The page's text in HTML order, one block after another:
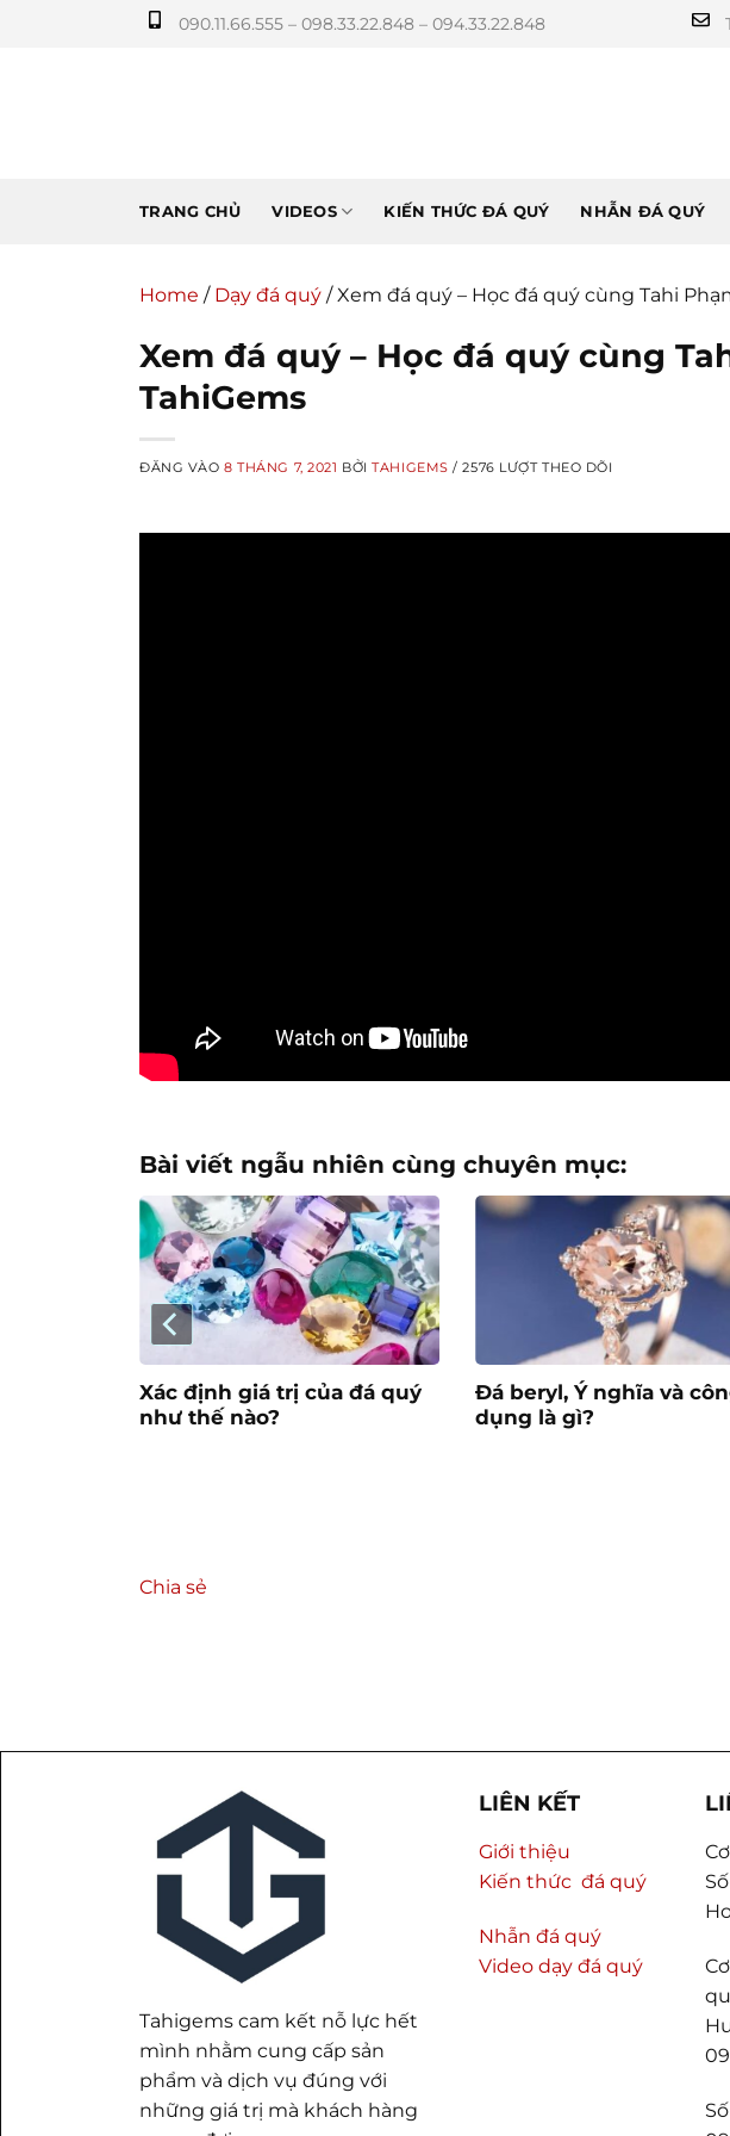
090.11.66.555 – 098.33.22.848 – 094.33.22.848
TRANG CHỦ VIDEOS KIẾN THỨC ĐÁ QUÝ NHẪN ĐÁ QUÝ
Home / Dạy đá quý /Xem đá quý – Học đá quý cùng Tahi
Xem đá quý – Học đá quý cùng
TahiGems
ĐĂNG VÀO8 THÁNG 7, 2021 BỞITAHIGEMS / 2576 LƯỢT THEO DÕI
Bài viết ngẫu nhiên cùng chuyên mục:
Xác định giá trị của đá quý
như thế nào?
Đá beryl, Ý nghĩa và
dụng là gì?
Chia sẻ
Tahigems cam kết nỗ lực hết
mình nhằm cung cấp sản
phẩm và dịch vụ đúng với
những giá trị mà khách hàng
LIÊN KẾT
Giới thiệu
Kiến thức đá quý
Nhẫn đá quý
Video dạy đá quý